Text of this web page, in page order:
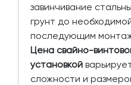
завинчивание
грунт до
последующим
Цена свайно-
установкой
сложности и